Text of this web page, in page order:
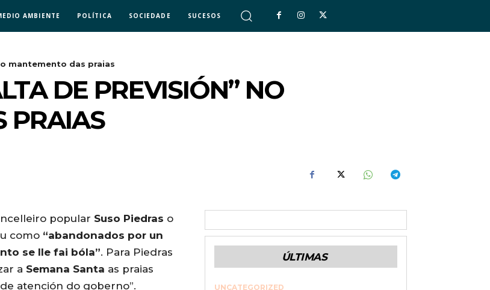
AMBIENTE POLÍTICA SOCIEDADE SUCESOS
mantemento das praias
DE PREVISIÓN” NO
PRAIAS
popular Suso Piedras o
como “abandonados por un
se lle fai bóla”. Para Piedras
a Semana Santa as praias
atención do goberno”.
ÚLTIMAS
UNCATEGORIZED